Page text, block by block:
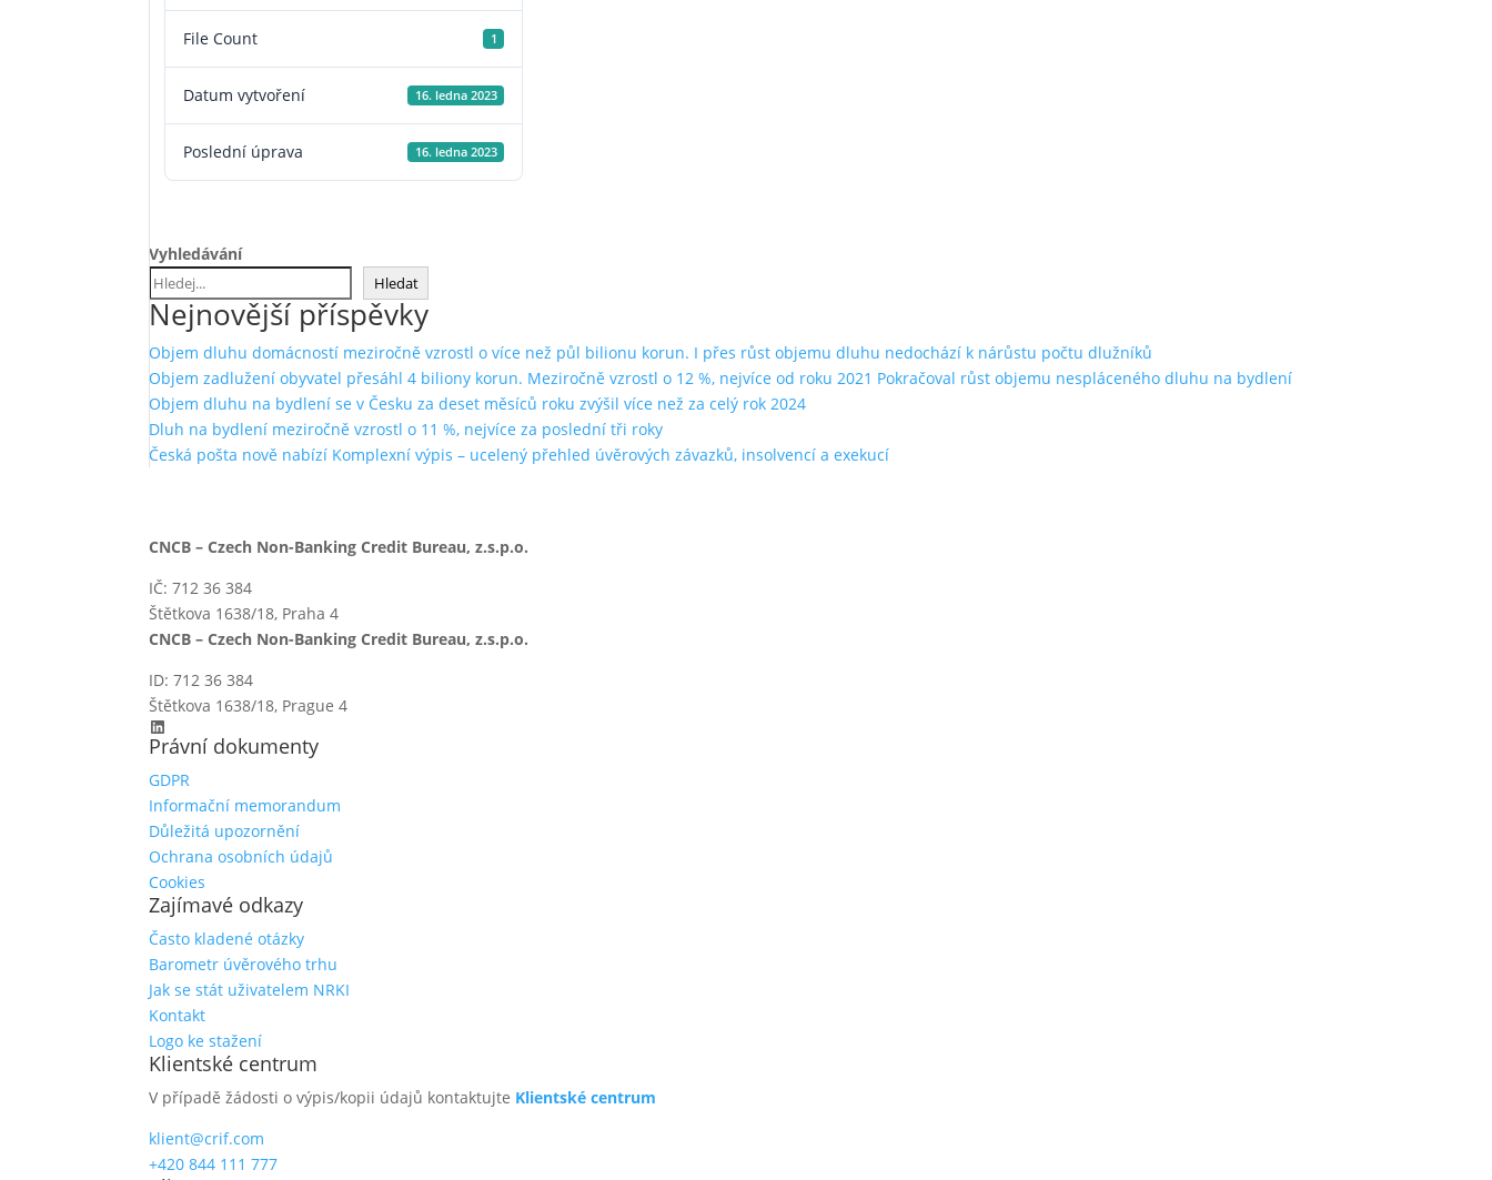
File Count 1
Datum vytvoření 16. ledna 2023
Poslední úprava 16. ledna 2023
Vyhledávání
Hledat
Nejnovější příspěvky
Objem dluhu domácností meziročně vzrostl o více než půl bilionu korun. I přes růst objemu dluhu nedochází k nárůstu počtu dlužníků
Objem zadlužení obyvatel přesáhl 4 biliony korun. Meziročně vzrostl o 12 %, nejvíce od roku 2021 Pokračoval růst objemu nespláceného dluhu na bydlení
Objem dluhu na bydlení se v Česku za deset měsíců roku zvýšil více než za celý rok 2024
Dluh na bydlení meziročně vzrostl o 11 %, nejvíce za poslední tři roky
Česká pošta nově nabízí Komplexní výpis – ucelený přehled úvěrových závazků, insolvencí a exekucí
CNCB – Czech Non-Banking Credit Bureau, z.s.p.o.
IČ: 712 36 384
Štětkova 1638/18, Praha 4
CNCB – Czech Non-Banking Credit Bureau, z.s.p.o.
ID: 712 36 384
Štětkova 1638/18, Prague 4
LinkedIn
Právní dokumenty
GDPR
Informační memorandum
Důležitá upozornění
Ochrana osobních údajů
Cookies
Zajímavé odkazy
Často kladené otázky
Barometr úvěrového trhu
Jak se stát uživatelem NRKI
Kontakt
Logo ke stažení
Klientské centrum
V případě žádosti o výpis/kopii údajů kontaktujte Klientské centrum
klient@crif.com
+420 844 111 777